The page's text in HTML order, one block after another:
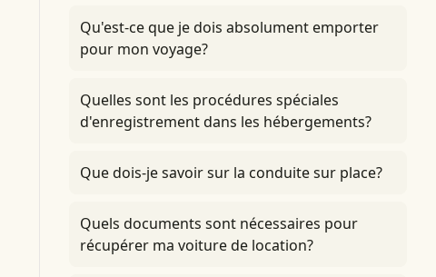
Qu'est-ce que je dois absolument emporter
pour mon voyage?
Quelles sont les procédures spéciales
d'enregistrement dans les hébergements?
Que dois-je savoir sur la conduite sur place?
Quels documents sont nécessaires pour
récupérer ma voiture de location?